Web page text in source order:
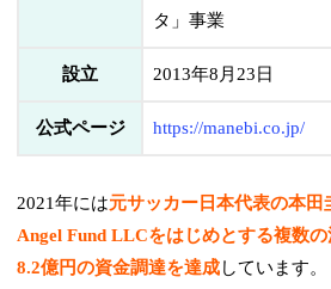
タ」事業
設立 2013年8月23日
公式ページ https://manebi.co.jp/
2021年には元サッカー日本代表の本
Angel Fund LLCをはじめとする複数
8.2億円の資金調達を達成しています